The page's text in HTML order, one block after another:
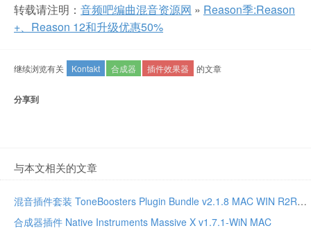
转载请注明： 音频吧编曲混音资源网 » Reason季:Reason
+、Reason 12和升级优惠50%
继续浏览有关 Kontakt 合成器 插件效果器 的文章
分享到
与本文相关的文章
混音插件套装 ToneBoosters Plugin Bundle v2.1.8 MAC WIN R2R版本
合成器插件 Native Instruments Massive X v1.7.1-WiN MAC